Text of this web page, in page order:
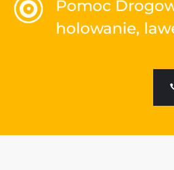

Pomoc
holowanie,